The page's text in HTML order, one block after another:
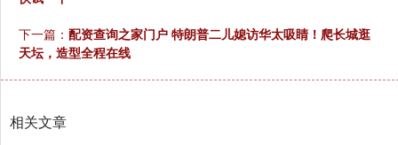
下一篇： 配资查询之家门户 特朗普二儿媳访华太吸睛！爬长城逛
天坛，造型全程在线
相关文章